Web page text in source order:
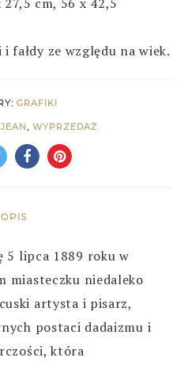
fałdy ze względu na wiek.
GRAFIKI
, WYPRZEDAŻ
OPIS
5 lipca 1889 roku w
miasteczku niedaleko
artysta i pisarz,
postaci dadaizmu i
która